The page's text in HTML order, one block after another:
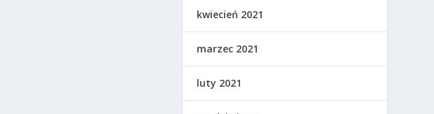
kwiecień 2021
marzec 2021
luty 2021